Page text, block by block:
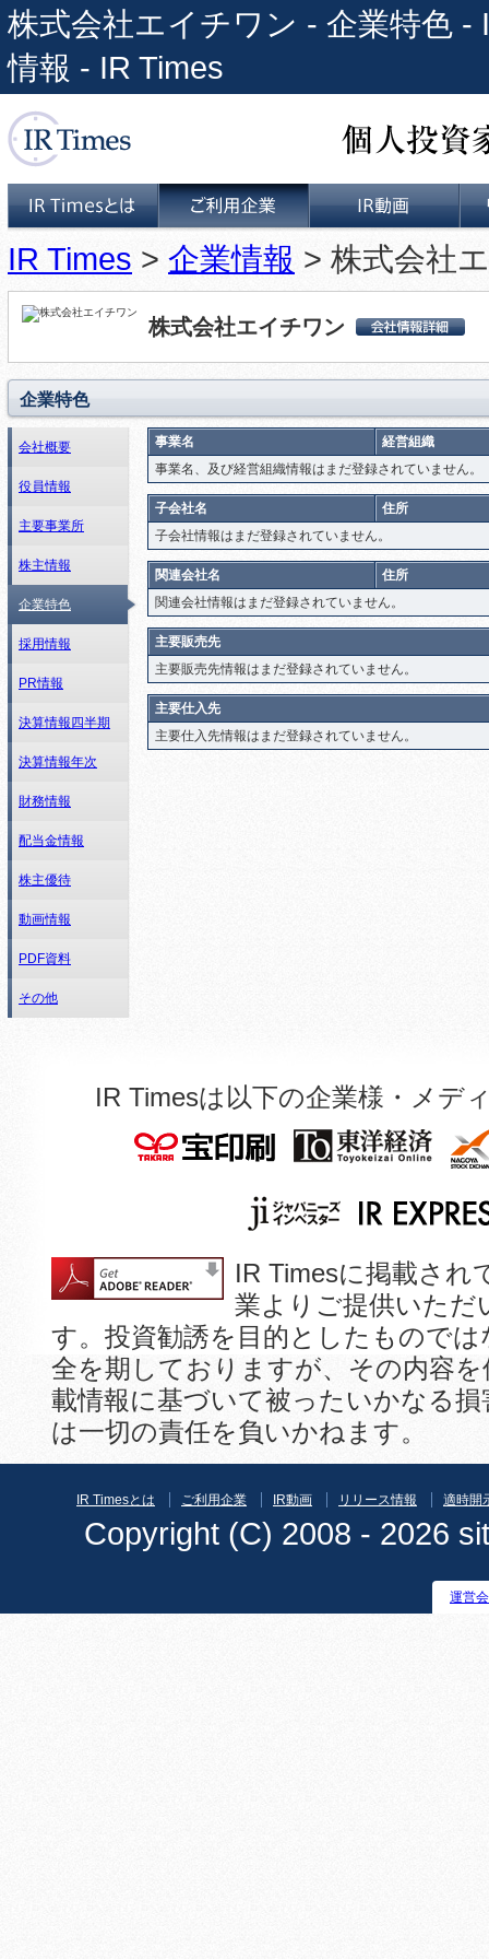
株式会社エイチワン - 企業特色
情報 - IR Times
IR Timesとは ご利用企業 IR動画
IR Times > 企業情報 > 株式会社
株式会社エイチワン
ン 会社詳細情報
企業特色
会社概要
役員情報
主要事業所
株主情報
企業特色
採用情報
PR情報
決算情報四半期
決算情報年次
財務情報
配当金情報
株主優待
動画情報
PDF資料
その他
事業名
経営組織
事業名、及び経営組織情報はまだ登録されていません。
子会社名
住所
子会社情報はまだ登録されていません。
関連会社名
住所
関連会社情報はまだ登録されていません。
主要販売先
主要販売先情報はまだ登録されていません。
主要仕入先
主要仕入先情報はまだ登録されていません。
IR Timesは以下の企業様・メデ
IR Timesに掲載され
業よりご提供いただ
す。投資勧誘を目的としたもので
全を期しておりますが、その内容
載情報に基づいて被ったいかなる
は一切の責任を負いかねます。
IR Timesとは ご利用企業 IR動画 リリース情報 適時開
Copyright (C) 2008 - 2026
運営